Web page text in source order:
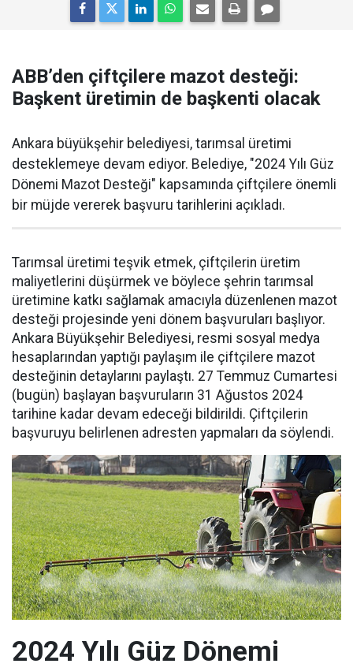
ABB’den çiftçilere mazot desteği:
Başkent üretimin de başkenti olacak
Ankara büyükşehir belediyesi, tarımsal üretimi
desteklemeye devam ediyor. Belediye, "2024 Yılı Güz
Dönemi Mazot Desteği" kapsamında çiftçilere önemli
bir müjde vererek başvuru tarihlerini açıkladı.
Tarımsal üretimi teşvik etmek, çiftçilerin üretim
maliyetlerini düşürmek ve böylece şehrin tarımsal
üretimine katkı sağlamak amacıyla düzenlenen mazot
desteği projesinde yeni dönem başvuruları başlıyor.
Ankara Büyükşehir Belediyesi, resmi sosyal medya
hesaplarından yaptığı paylaşım ile çiftçilere mazot
desteğinin detaylarını paylaştı. 27 Temmuz Cumartesi
(bugün) başlayan başvuruların 31 Ağustos 2024
tarihine kadar devam edeceği bildirildi. Çiftçilerin
başvuruyu belirlenen adresten yapmaları da söylendi.
2024 Yılı Güz Dönemi